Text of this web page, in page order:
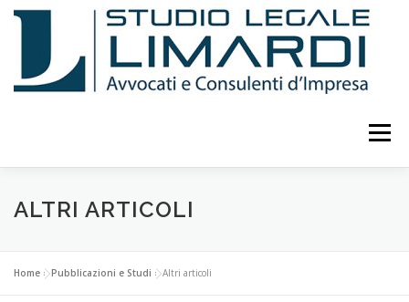
Passa
Menu
LO STUDIO ATTIVITÀ
PUBBLICAZIONI E STUDI
ALTRI ARTICOLI
Home »Pubblicazioni e Studi »Altri articoli